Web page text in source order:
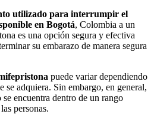
utilizado para interrumpir el
en Bogotá, Colombia a un
es una opción segura y efectiva
su embarazo de manera segura
puede variar dependiendo
se adquiera. Sin embargo, en general,
encuentra dentro de un rango
personas.